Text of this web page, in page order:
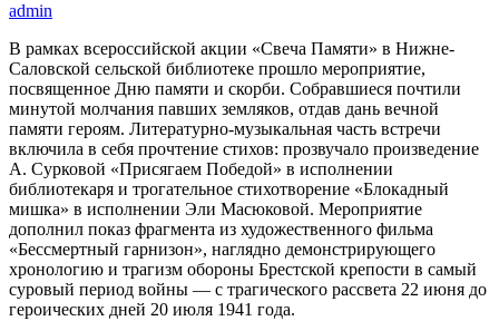
admin
В рамках всероссийской акции «Свеча Памяти» в Нижне-
Саловской сельской библиотеке прошло мероприятие,
посвященное Дню памяти и скорби. Собравшиеся почтили
минутой молчания павших земляков, отдав дань вечной
памяти героям. Литературно-музыкальная часть встречи
включила в себя прочтение стихов: прозвучало произведение
А. Сурковой «Присягаем Победой» в исполнении
библиотекаря и трогательное стихотворение «Блокадный
мишка» в исполнении Эли Масюковой. Мероприятие
дополнил показ фрагмента из художественного фильма
«Бессмертный гарнизон», наглядно демонстрирующего
хронологию и трагизм обороны Брестской крепости в самый
суровый период войны — с трагического рассвета 22 июня до
героических дней 20 июля 1941 года.